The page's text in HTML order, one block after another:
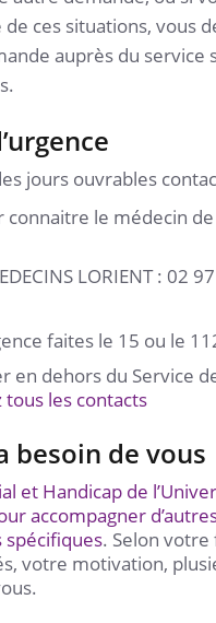
de ces situations, vous
auprès du service
jours ouvrables
connaitre le médecin
LORIENT : 02
faites le 15 ou le
en dehors du Service
tous les contacts
besoin de vous
et Handicap de
accompagner
spécifiques. Selon
votre motivation,